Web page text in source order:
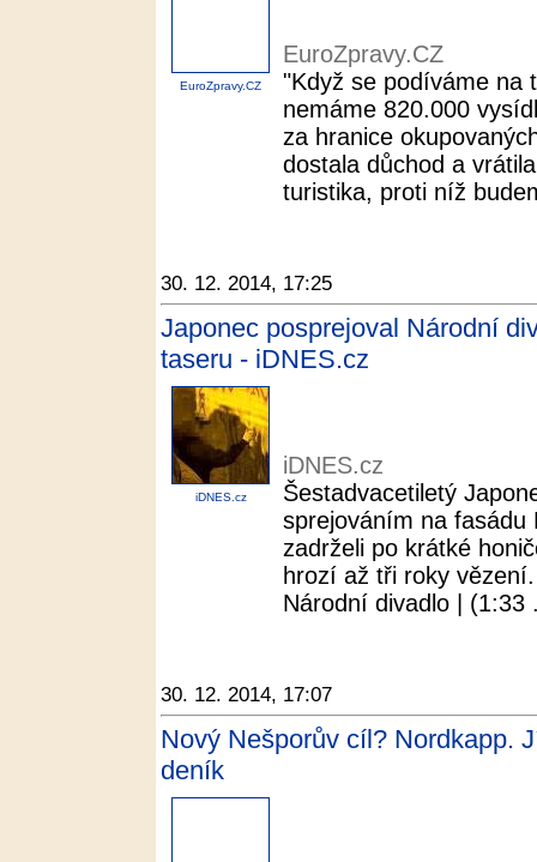
EuroZpravy.CZ
EuroZpravy.CZ
"Když se podíváme na
nemáme 820.000
za hranice
dostala důchod a
turistika, proti níž
30. 12. 2014, 17:25
Japonec posprejoval Národní
taseru - iDNES.cz
iDNES.cz
iDNES.cz
Šestadvacetiletý
sprejováním na fasádu
zadrželi po krátké
hrozí až tři roky
Národní divadlo | (1:33
30. 12. 2014, 17:07
Nový Nešporův cíl? Nordkapp.
deník